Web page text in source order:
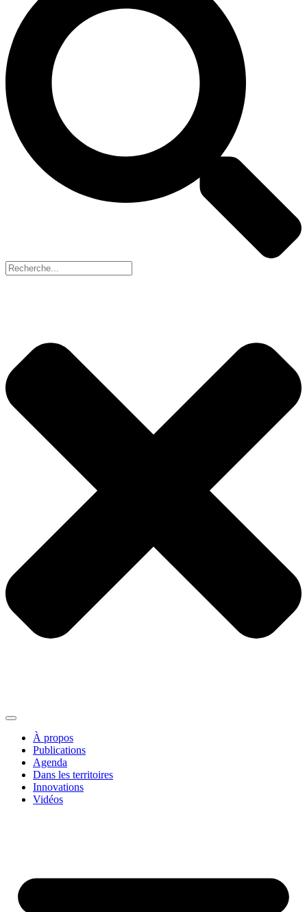
À propos
Publications
Agenda
Dans les territoires
Innovations
Vidéos